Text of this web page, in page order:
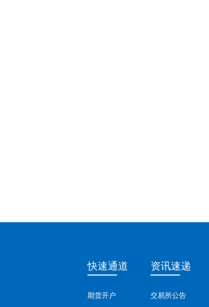
快速通道
期货开户
资讯速递
交易所公告